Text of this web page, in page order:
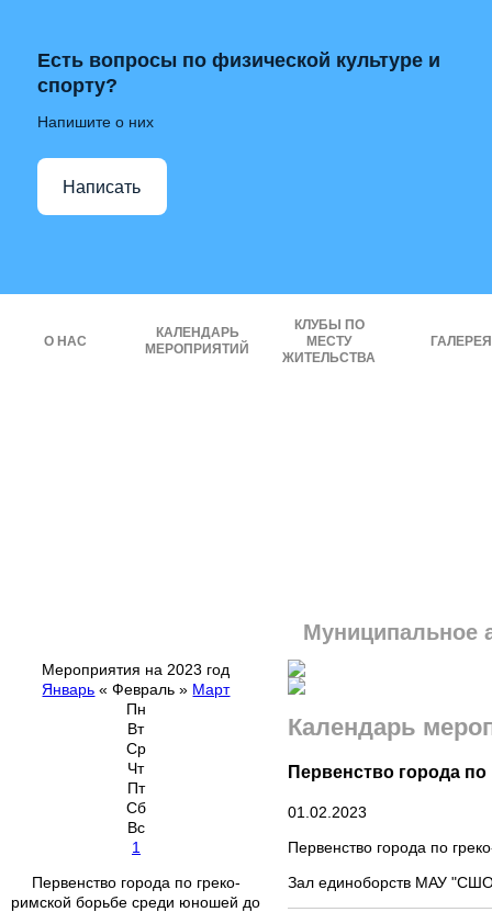
Есть вопросы по физической культуре и
спорту?
Напишите о них
Написать
О НАС
КАЛЕНДАРЬ
МЕРОПРИЯТИЙ
КЛУБЫ ПО
МЕСТУ
ЖИТЕЛЬСТВА
ГАЛЕРЕЯ
Муниципальное
Мероприятия на 2023 год
Январь «Февраль » Март
Пн
Вт
Ср
Чт
Пт
Сб
Вс
1
Первенство города по греко-
римской борьбе среди юношей до
Календарь
Первенство города
01.02.2023
Первенство города по
Зал единоборств МАУ